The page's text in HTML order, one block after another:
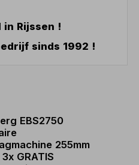
in Rijssen !
sinds 1992 !
EBS2750
255mm
GRATIS